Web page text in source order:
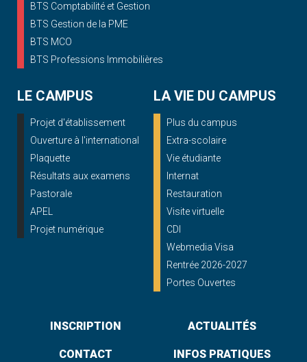
BTS Comptabilité et Gestion
BTS Gestion de la PME
BTS MCO
BTS Professions Immobilières
LE CAMPUS
Projet d'établissement
Ouverture à l'international
Plaquette
Résultats aux examens
Pastorale
APEL
Projet numérique
LA VIE DU CAMPUS
Plus du campus
Extra-scolaire
Vie étudiante
Internat
Restauration
Visite virtuelle
CDI
Webmedia Visa
Rentrée 2026-2027
Portes Ouvertes
INSCRIPTION ACTUALITÉS
CONTACT INFOS PRATIQUES